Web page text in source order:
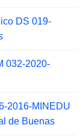
DS 019-
032-2020-
2016-MINEDU
de Buenas